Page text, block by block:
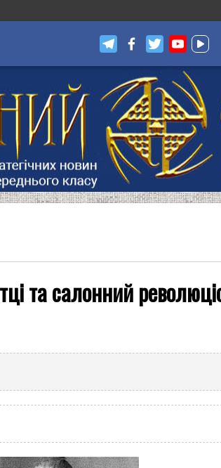
та салонний